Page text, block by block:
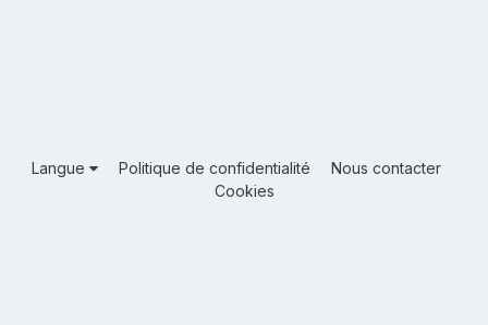
Langue Politique de confidentialité
Nous contacter
Cookies